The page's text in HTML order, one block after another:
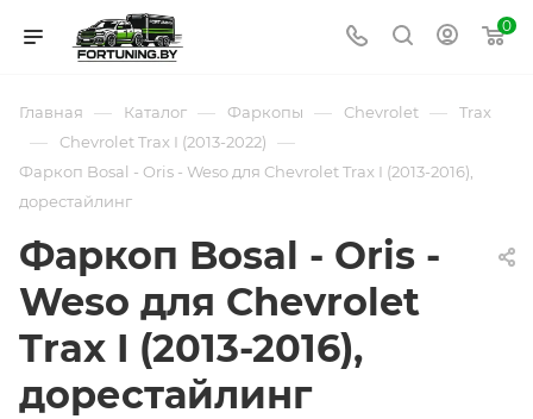
0
Главная — Каталог — Фаркопы — Chevrolet — Trax
— Chevrolet Trax I (2013-2022) —
Фаркоп Bosal - Oris - Weso для Chevrolet Trax I (2013-2016),
дорестайлинг
Фаркоп Bosal - Oris -
Weso для Chevrolet
Trax I (2013-2016),
дорестайлинг